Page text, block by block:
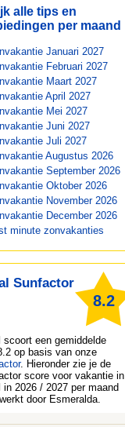
alle tips en
per maand
Januari 2027
Februari 2027
Maart 2027
April 2027
Mei 2027
Juni 2027
Juli 2027
Augustus 2026
September 2026
Oktober 2026
November 2026
December 2026
minute zonvakanties
Sunfactor
8.2
scoort een gemiddelde
op basis van onze
. Hieronder zie je de
score voor vakantie in
in 2026 / 2027 per maand
door Esmeralda.